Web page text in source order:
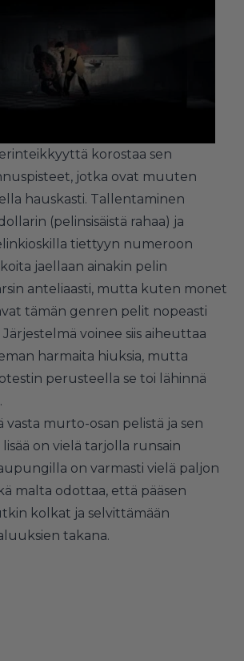
korostaa sen
jotka ovat muuten
hauskasti. Tallentaminen
(pelinsisäistä rahaa) ja
tiettyyn numeroon
jaellaan ainakin pelin
anteliaasti, mutta kuten monet
tämän genren pelit nopeasti
voinee siis aiheuttaa
harmaita hiuksia, mutta
perusteella se toi lähinnä
vasta murto-osan pelistä ja sen
on vielä tarjolla runsain
on varmasti vielä paljon
malta odottaa, että pääsen
kolkat ja selvittämään
takana.